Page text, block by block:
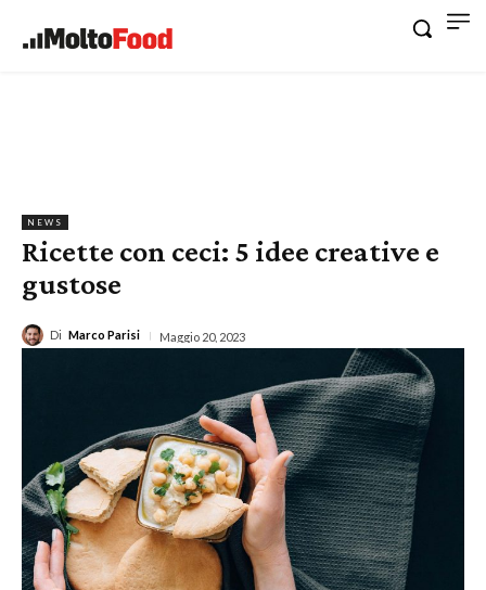
NEWS
Ricette con ceci: 5 idee creative e
gustose
Di Marco Parisi Maggio 20, 2023